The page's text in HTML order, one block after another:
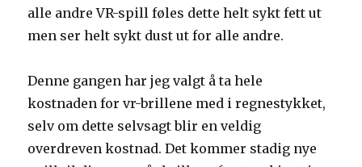
alle andre VR-spill føles dette helt sykt fett ut
men ser helt sykt dust ut for alle andre.
Denne gangen har jeg valgt å ta hele
kostnaden for vr-brillene med i regnestykket,
selv om dette selvsagt blir en veldig
overdreven kostnad. Det kommer stadig nye